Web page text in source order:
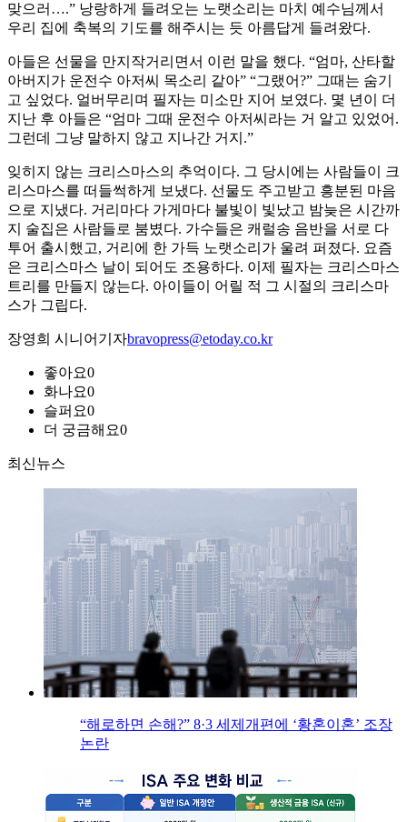
맞으러….” 낭랑하게 들려오는 노랫소리는 마치 예수님께서
우리 집에 축복의 기도를 해주시는 듯 아름답게 들려왔다.
아들은 선물을 만지작거리면서 이런 말을 했다. “엄마, 산타할
아버지가 운전수 아저씨 목소리 같아” “그랬어?” 그때는 숨기
고 싶었다. 얼버무리며 필자는 미소만 지어 보였다. 몇 년이 더
지난 후 아들은 “엄마 그때 운전수 아저씨라는 거 알고 있었어.
그런데 그냥 말하지 않고 지나간 거지.”
잊히지 않는 크리스마스의 추억이다. 그 당시에는 사람들이 크
리스마스를 떠들썩하게 보냈다. 선물도 주고받고 흥분된 마음
으로 지냈다. 거리마다 가게마다 불빛이 빛났고 밤늦은 시간까
지 술집은 사람들로 붐볐다. 가수들은 캐럴송 음반을 서로 다
투어 출시했고, 거리에 한 가득 노랫소리가 울려 퍼졌다. 요즘
은 크리스마스 날이 되어도 조용하다. 이제 필자는 크리스마스
트리를 만들지 않는다. 아이들이 어릴 적 그 시절의 크리스마
스가 그립다.
장영희 시니어기자bravopress@etoday.co.kr
좋아요0
화나요0
슬퍼요0
더 궁금해요0
최신뉴스
“해로하면 손해?” 8·3 세제개편에 ‘황혼이혼’ 조장
논란